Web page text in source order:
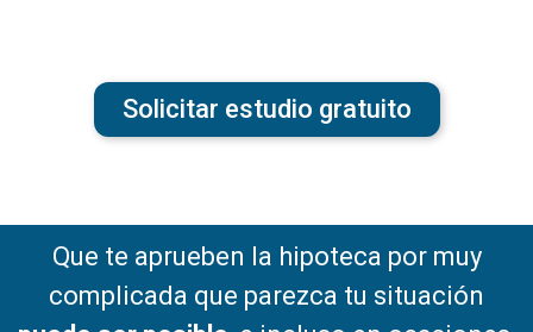
Solicitar estudio gratuito
Que te aprueben la hipoteca por muy
complicada que parezca tu situación